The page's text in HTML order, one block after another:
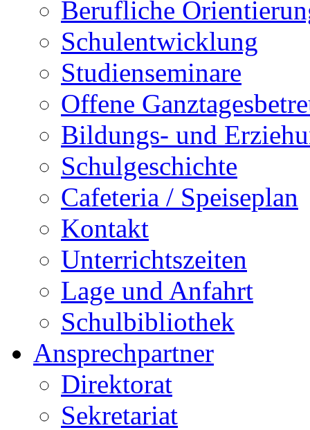
Berufliche
Schulentwicklung
Studienseminare
Offene
Bildungs- und
Schulgeschichte
Cafeteria / Speiseplan
Kontakt
Unterrichtszeiten
Lage und Anfahrt
Schulbibliothek
Ansprechpartner
Direktorat
Sekretariat